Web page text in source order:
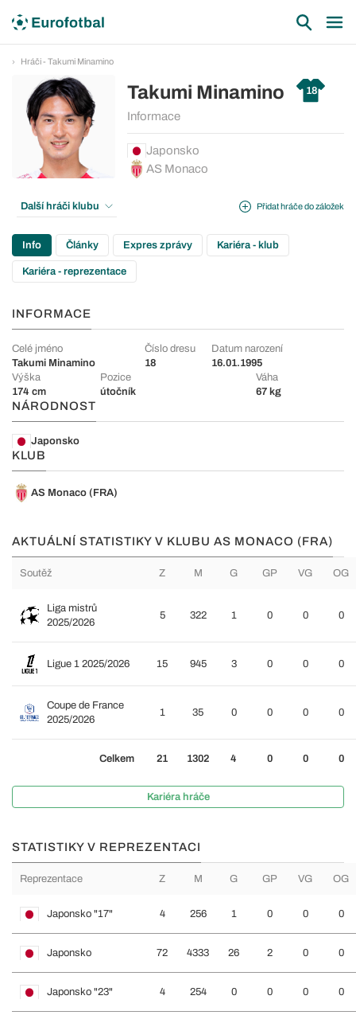
Hráči - Takumi Minamino
Takumi Minamino 18
Informace
Japonsko
AS Monaco
Přidat hráče do záložek
Další hráči klubu
Info Články Expres zprávy Kariéra - klub
Kariéra - reprezentace
INFORMACE
Celé jméno
Takumi Minamino
Číslo dresu
18
Datum narození
16.01.1995
Výška
174 cm
Pozice
útočník
Váha
67 kg
NÁRODNOST
Japonsko
KLUB
AS Monaco (FRA)
AKTUÁLNÍ STATISTIKY V KLUBU AS MONACO (FRA)
Soutěž Z M G GP VG OG
Liga mistrů
2025/2026
5 322 1 0 0 0
Ligue 1 2025/2026 15 945 3 0 0 0
Coupe de France
2025/2026
1 35 0 0 0 0
Celkem 21 1302 4 0 0 0
Kariéra hráče
STATISTIKY V REPREZENTACI
Reprezentace Z M G GP VG OG
Japonsko "17" 4 256 1 0 0 0
Japonsko 72 4333 26 2 0 0
Japonsko "23" 4 254 0 0 0 0